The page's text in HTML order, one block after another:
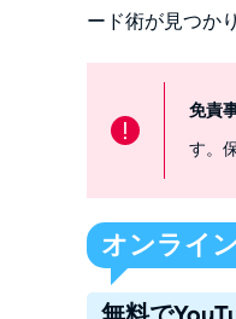
ード術が見つか
!
免責
す。
オンライ